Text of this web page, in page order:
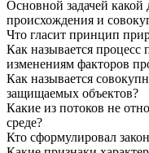
Основной задачей
происхождения и
Что гласит принцип
Как называется процесс
изменениям факторов
Как называется
защищаемых объектов?
Какие из потоков не
среде?
Кто сформулировал